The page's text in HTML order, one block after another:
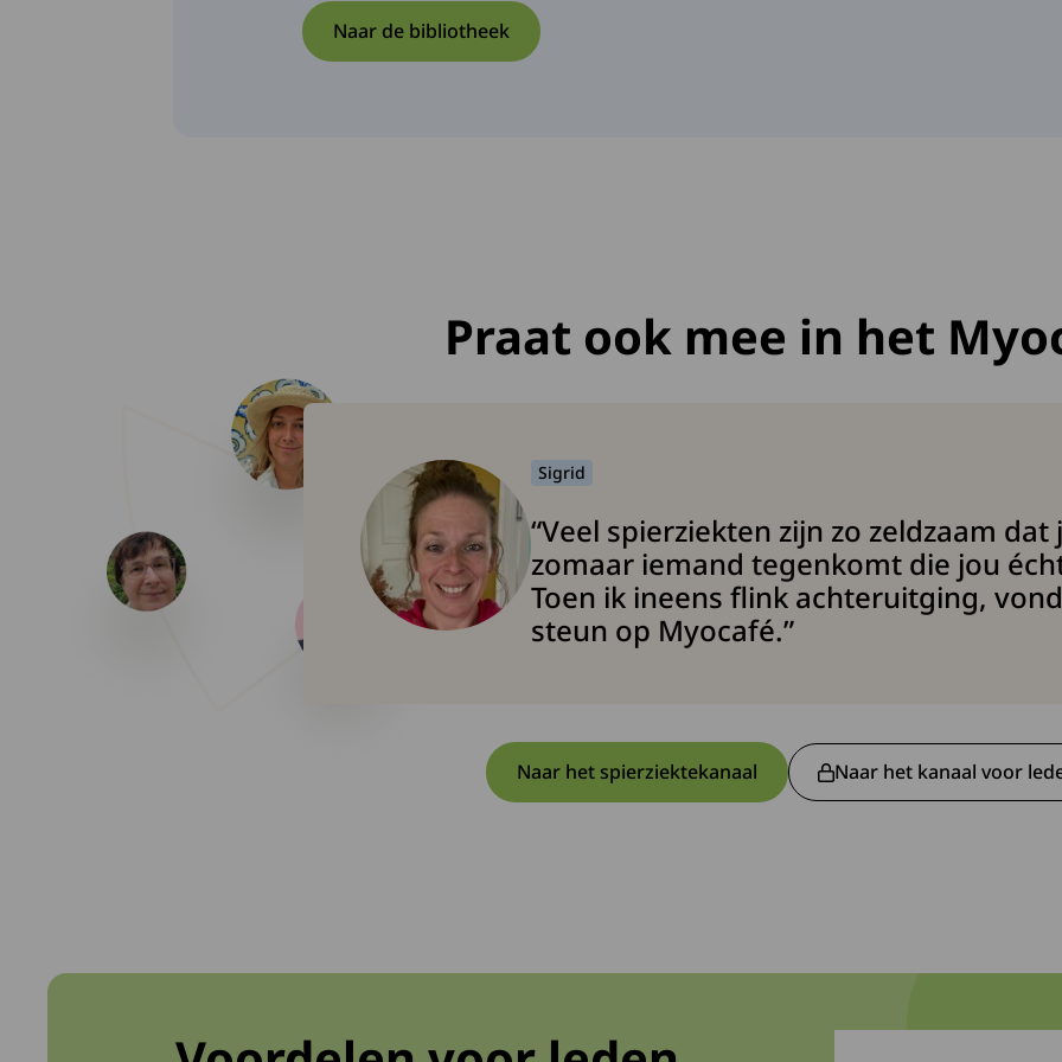
Naar de bibliotheek
Praat ook mee in het
Sigrid
“Veel spierziekten zijn zo zeldzaam dat
zomaar iemand tegenkomt die jou
Toen ik ineens flink achteruitging,
steun op Myocafé.”
Naar het spierziektekanaalDeze link leidt naar een externe website en
Naar het kanaal voor
Deze link